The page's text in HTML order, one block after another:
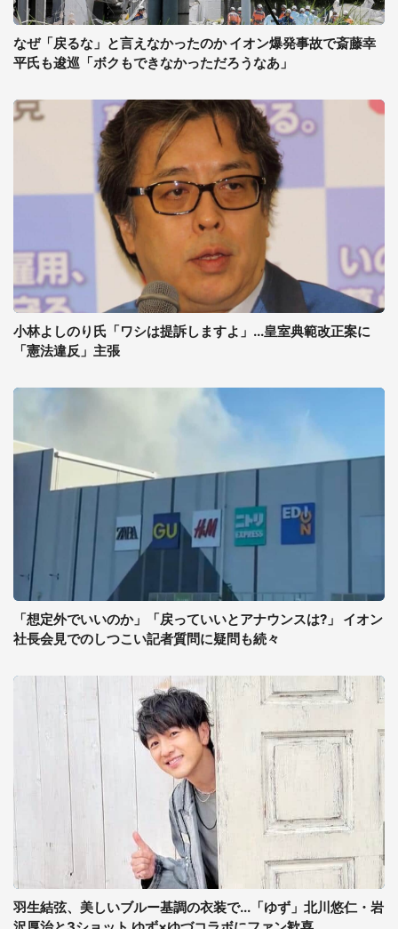
なぜ「戻るな」と言えなかったのか イオン爆発事故で斎藤幸
平氏も逡巡「ボクもできなかっただろうなあ」
小林よしのり氏「ワシは提訴しますよ」...皇室典範改正案に
「憲法違反」主張
「想定外でいいのか」「戻っていいとアナウンスは?」 イオン
社長会見でのしつこい記者質問に疑問も続々
羽生結弦、美しいブルー基調の衣装で...「ゆず」北川悠仁・岩